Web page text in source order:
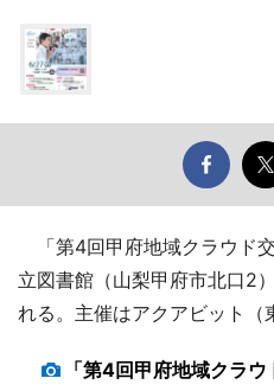
「第4回甲府地域クラウド
立図書館（山梨甲府市北口2
れる。主催はアクアビット（
「第4回甲府地域クラ